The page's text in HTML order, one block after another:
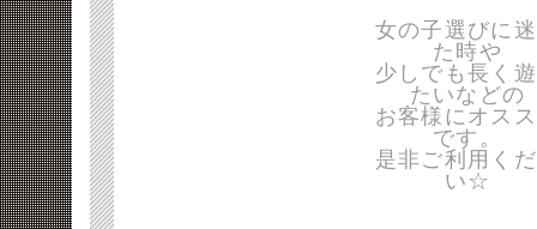
女の子選びに
た時や
少しでも長く
たいなどの
お客様にオス
です。
是非ご利用く
い☆